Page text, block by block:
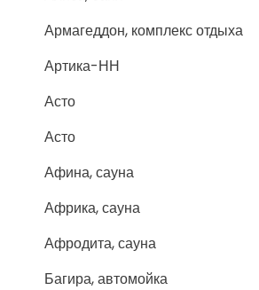
Армагеддон, комплекс отдыха
Артика-НН
Асто
Асто
Афина, сауна
Африка, сауна
Афродита, сауна
Багира, автомойка